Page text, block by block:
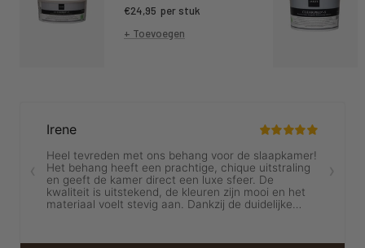
Kortings
prijs
€24,95 per stuk
+ Toevoegen